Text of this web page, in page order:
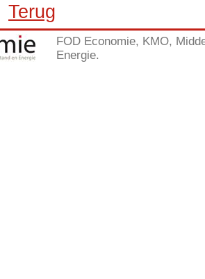
Terug
FOD Economie, KMO,
Energie.